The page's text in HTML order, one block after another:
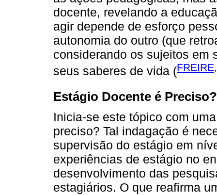
docente, revelando a
agir depende de esforço
autonomia do outro (que
considerando os sujeitos em
seus saberes de vida (
Estágio Docente é Preciso?
Inicia-se este tópico com
preciso? Tal indagação é
supervisão do estágio em
experiências de estágio no
desenvolvimento das
estagiários. O que reafirma